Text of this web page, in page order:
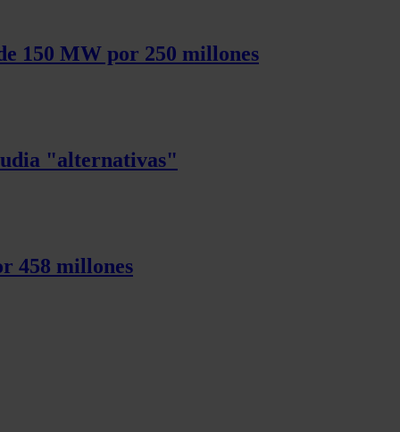
150 MW por 250 millones
"alternativas"
458 millones